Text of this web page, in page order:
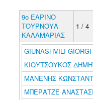
9ο ΕΑΡΙΝΟ
ΤΟΥΡΝΟΥΑ
ΚΑΛΑΜΑΡΙΑΣ
1 / 4
GIUNASHVILI GIORGI
ΚΙΟΥΤΣΟΥΚΟΣ
ΜΑΝΕΝΗΣ
ΜΠΕΡΑΤΖΕ